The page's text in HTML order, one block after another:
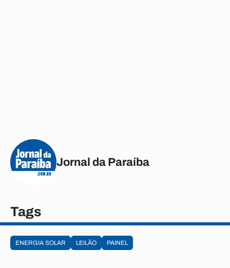
Jornal da Paraíba
Tags
ENERGIA SOLAR LEILÃO PAINEL